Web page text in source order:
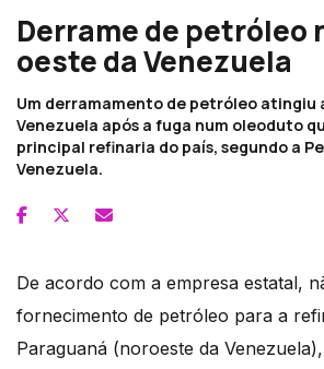
Derrame de petróleo
oeste da Venezuela
Um derramamento de petróleo atingiu
Venezuela após a fuga num oleoduto
principal refinaria do país, segundo a
Venezuela.
De acordo com a empresa estatal,
fornecimento de petróleo para a
Paraguaná (noroeste da